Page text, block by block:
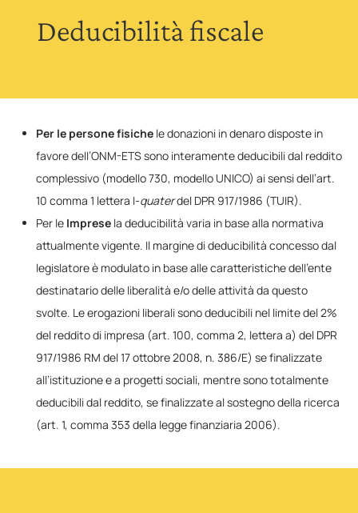
Deducibilità fiscale
Per le persone fisiche le donazioni in denaro disposte in
favore dell’ONM-ETS sono interamente deducibili dal reddito
complessivo (modello 730, modello UNICO) ai sensi dell’art.
10 comma 1 lettera I-quaterdel DPR 917/1986 (TUIR).
Per le Imprese la deducibilità varia in base alla normativa
attualmente vigente. Il margine di deducibilità concesso dal
legislatore è modulato in base alle caratteristiche dell’ente
destinatario delle liberalità e/o delle attività da questo
svolte. Le erogazioni liberali sono deducibili nel limite del 2%
del reddito di impresa (art. 100, comma 2, lettera a) del DPR
917/1986 RM del 17 ottobre 2008, n. 386/E) se finalizzate
all’istituzione e a progetti sociali, mentre sono totalmente
deducibili dal reddito, se finalizzate al sostegno della ricerca
(art. 1, comma 353 della legge finanziaria 2006).